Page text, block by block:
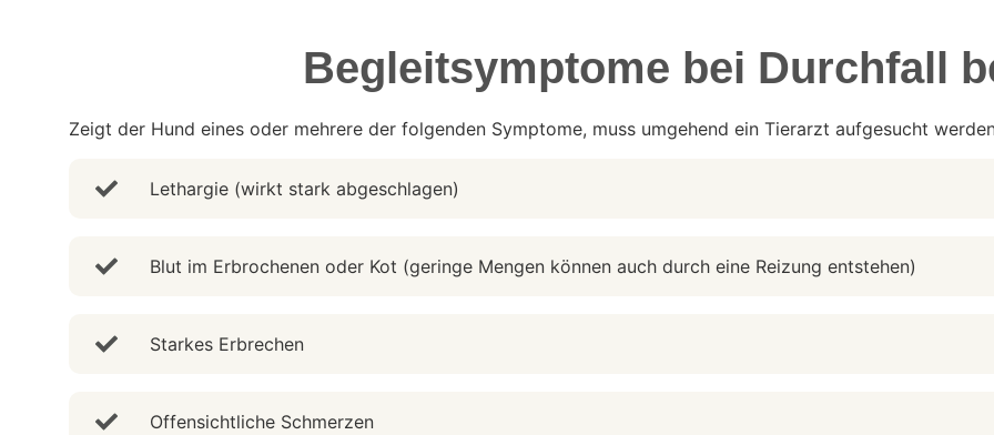
Begleitsymptome bei Durchfall
Zeigt der Hund eines oder mehrere der folgenden Symptome, muss umgehend ein Tierarzt aufgesucht
Lethargie (wirkt stark abgeschlagen)
Blut im Erbrochenen oder Kot (geringe Mengen können auch durch eine Reizung entstehen)
Starkes Erbrechen
Offensichtliche Schmerzen